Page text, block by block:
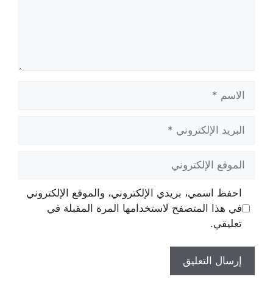
الإلكتروني
الإلكتروني
احفظ اسمي، بريدي الإلكتروني، والموقع الإلكتروني
في هذا المتصفح لاستخدامها المرة المقبلة في
تعليقي.